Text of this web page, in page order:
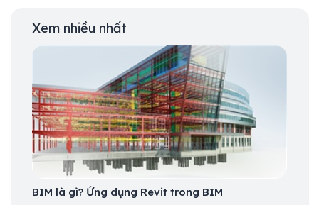
Xem nhiều nhất
BIM là gì? Ứng dụng Revit trong BIM